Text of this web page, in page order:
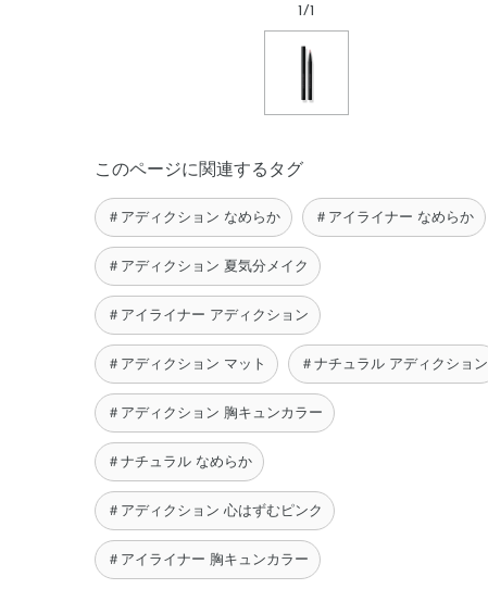
1/1
このページに関連するタグ
＃アディクション なめらか ＃アイライナー なめらか
＃アディクション 夏気分メイク
＃アイライナー アディクション
＃アディクション マット ＃ナチュラル アディクション
＃アディクション 胸キュンカラー
＃ナチュラル なめらか
＃アディクション 心はずむピンク
＃アイライナー 胸キュンカラー